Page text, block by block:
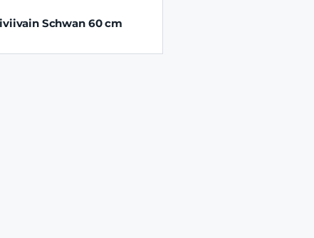
Schwan 60 cm